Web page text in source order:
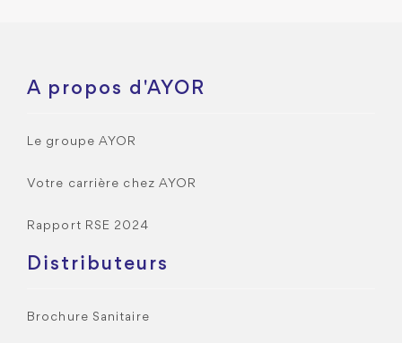
A propos d'AYOR
Le groupe AYOR
Votre carrière chez AYOR
Rapport RSE 2024
Distributeurs
Brochure Sanitaire